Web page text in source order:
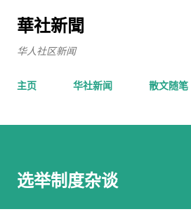
華社新聞
华人社区新闻
主页 华社新闻 散文随笔
选举制度杂谈